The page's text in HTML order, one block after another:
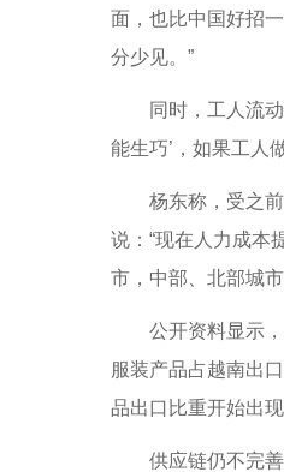
面，也比中国好招
分少见。”
同时，工人流动
能生巧’，如果工人
杨东称，受之前
说：“现在人力成本
市，中部、北部城
公开资料显示，
服装产品占越南出
品出口比重开始出
供应链仍不完善